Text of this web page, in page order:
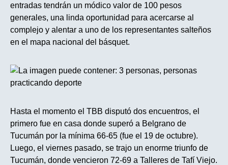
entradas tendrán un módico valor de 100 pesos
generales, una linda oportunidad para acercarse al
complejo y alentar a uno de los representantes salteños
en el mapa nacional del básquet.
Hasta el momento el TBB disputó dos encuentros, el
primero fue en casa donde superó a Belgrano de
Tucumán por la mínima 66-65 (fue el 19 de octubre).
Luego, el viernes pasado, se trajo un enorme triunfo de
Tucumán, donde vencieron 72-69 a Talleres de Tafí Viejo.